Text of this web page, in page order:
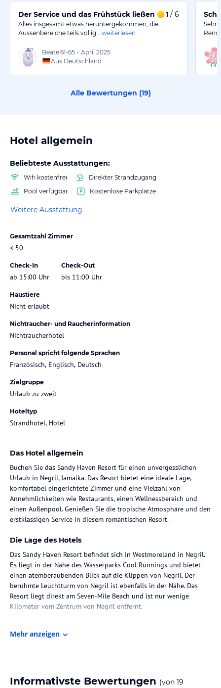
Der Service und das Frühstück ließen stark zu
1 / 6
Alles insgesamt etwas heruntergekommen, die
Aussenbereiche teils völlig…
weiterlesen
Beate61-65 • April 2025
Aus Deutschland
Sehr
Alle Bewertungen (19)
Hotel allgemein
Beliebteste Ausstattungen:
Wifi kostenfrei
Direkter Strandzugang
Pool verfügbar
Kostenlose Parkplätze
Weitere Ausstattung
Gesamtzahl Zimmer
< 50
Check-In
ab 15:00 Uhr
Check-Out
bis 11:00 Uhr
Haustiere
Nicht erlaubt
Nichtraucher- und Raucherinformation
Nichtraucherhotel
Personal spricht folgende Sprachen
Französisch, Englisch, Deutsch
Zielgruppe
Urlaub zu zweit
Hoteltyp
Strandhotel, Hotel
Das Hotel allgemein
Buchen Sie das Sandy Haven Resort für einen unvergesslichen
Urlaub in Negril, Jamaika. Das Resort bietet eine ideale Lage,
komfortabel eingerichtete Zimmer und eine Vielzahl von
Annehmlichkeiten wie Restaurants, einen Wellnessbereich und
einen Außenpool. Genießen Sie die tropische Atmosphäre und den
erstklassigen Service in diesem romantischen Resort.
Die Lage des Hotels
Das Sandy Haven Resort befindet sich in Westmoreland in Negril.
Es liegt in der Nähe des Wasserparks Cool Runnings und bietet
einen atemberaubenden Blick auf die Klippen von Negril. Der
berühmte Leuchtturm von Negril ist ebenfalls in der Nähe. Das
Resort liegt direkt am Seven-Mile Beach und ist nur wenige
Kilometer vom Zentrum von Negril entfernt.
vom Balkon oder der Terrasse Ihres Zimmers und entspannen Sie
Mehr anzeigen
Informativste Bewertungen (von 19